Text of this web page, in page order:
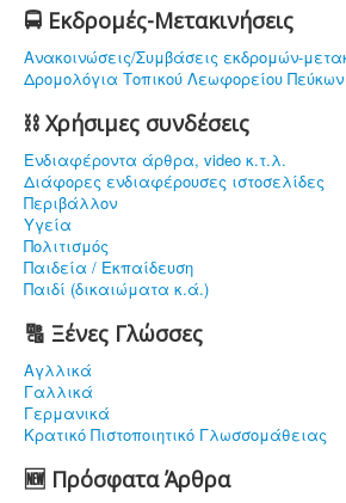
🚍 Εκδρομές-Μετακινήσεις
Ανακοινώσεις/Συμβάσεις εκδρομών-
Δρομολόγια Τοπικού Λεωφορείου Πεύκων
⛓ Χρήσιμες συνδέσεις
Ενδιαφέρoντα άρθρα, video κ.τ.λ.
Διάφορες ενδιαφέρουσες ιστοσελίδες
Περιβάλλον
Υγεία
Πολιτισμός
Παιδεία / Εκπαίδευση
Παιδί (δικαιώματα κ.ά.)
🔠 Ξένες Γλώσσες
Αγλλικά
Γαλλικά
Γερμανικά
Κρατικό Πιστοποιητικό Γλωσσομάθειας
🆕 Πρόσφατα Άρθρα